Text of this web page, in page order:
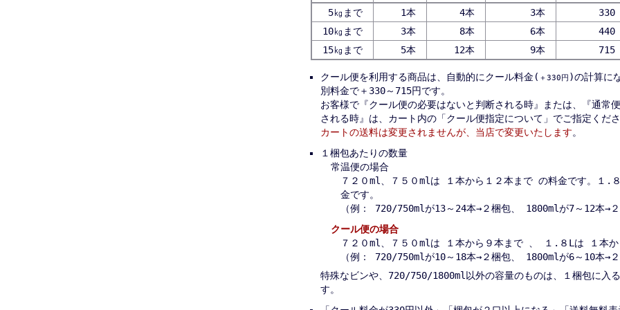
5㎏まで 1本 4本 3本
330
10㎏まで
3本 8本 6本
440
15㎏まで
5本 12本 9本 715
クール便を利用する商品は、自動的にクール料金( ＋330円 )の計算に
別料金で＋330～715円です。
お客様で『クール便の必要はないと判断される時』または、『通常
される時』は、カート内の「クール便指定について」でご指定くだ
カートの送料は変更されませんが、当店で変更いたします。
１梱包あたりの数量
常温便の場合
７２０ml、７５０mlは １本から１２本まで の料金です。１.
金です。
（例： 720/750mlが13～24本→２梱包、 1800mlが7～12本→
クール便の場合
７２０ml、７５０mlは １本から９本まで 、 １.８Lは １本
（例： 720/750mlが10～18本→２梱包、 1800mlが6～10本→
特殊なビンや、720/750/1800ml以外の容量のものは、１梱包に入
す。